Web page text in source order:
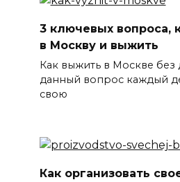
3 ключевых вопроса,
в Москву и выжить
Как выжить в Москве без
данный вопрос каждый
свою
Как организовать